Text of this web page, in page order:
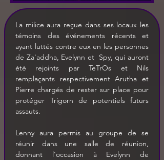
La milice aura reçue dans ses locaux les
témoins des événements récents et
ayant luttés contre eux en les personnes
de Za'addha, Evelynn et  Spy, qui auront
été rejoints par TeTrOs et Nils
remplaçants respectivement Arutha et
Pierre chargés de rester sur place pour
protéger Trigorn de potentiels futurs
assauts.
Lenny aura permis au groupe de se
réunir dans une salle de réunion,
donnant l'occasion à Evelynn de